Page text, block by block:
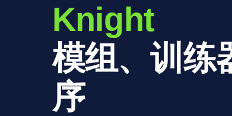
Knight
模组、训练
序